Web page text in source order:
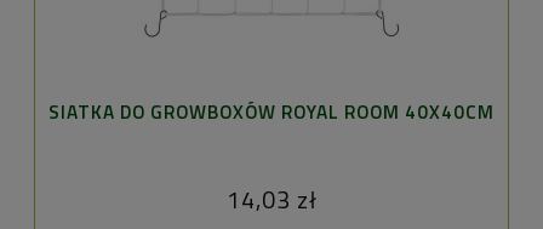
SIATKA DO GROWBOXÓW ROYAL ROOM 40X40CM
14,03 zł